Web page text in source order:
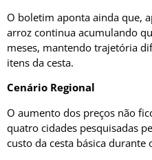
O boletim aponta ainda que,
arroz continua acumulando
meses, mantendo trajetória
itens da cesta.
Cenário Regional
O aumento dos preços não
quatro cidades pesquisadas
custo da cesta básica durante